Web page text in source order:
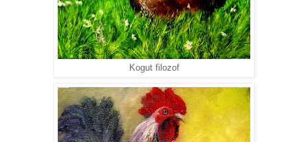
Kogut filozof